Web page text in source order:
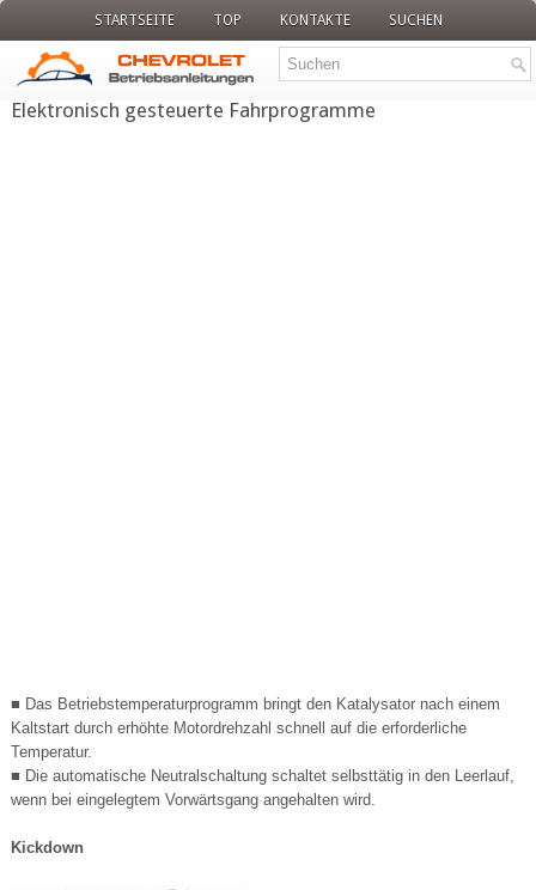
STARTSEITE TOP KONTAKTE SUCHEN
Elektronisch gesteuerte Fahrprogramme
■ Das Betriebstemperaturprogramm bringt den Katalysator nach einem
Kaltstart durch erhöhte Motordrehzahl schnell auf die erforderliche
Temperatur.
■ Die automatische Neutralschaltung schaltet selbsttätig in den Leerlauf,
wenn bei eingelegtem Vorwärtsgang angehalten wird.
Kickdown